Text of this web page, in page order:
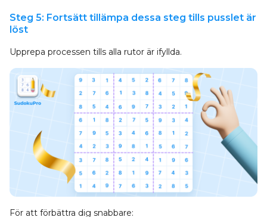
Steg 5: Fortsätt tillämpa dessa steg tills pusslet är
löst
Upprepa processen tills alla rutor är ifyllda.
För att förbättra dig snabbare: